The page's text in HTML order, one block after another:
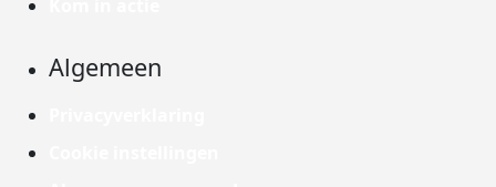
Algemeen